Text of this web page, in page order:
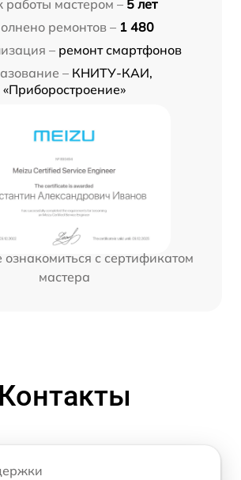
работы мастером – 5 лет
ремонтов – 1 480
– ремонт смартфонов
– КНИТУ-КАИ,
«Приборостроение»
с сертификатом
мастера
Контакты